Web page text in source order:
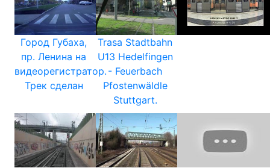
Город Губаха,
пр. Ленина на
видеорегистратор.
Трек сделан
Trasa Stadtbahn
U13 Hedelfingen
- Feuerbach
Pfostenwäldle
Stuttgart.